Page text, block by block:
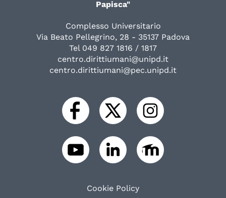
Papisca"
Complesso Universitario
Via Beato Pellegrino, 28 - 35137 Padova
Tel 049 827 1816 / 1817
centro.dirittiumani@unipd.it
centro.dirittiumani@pec.unipd.it
Cookie Policy